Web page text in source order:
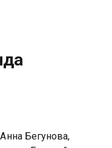
— это
является Макс.
Бегунова,